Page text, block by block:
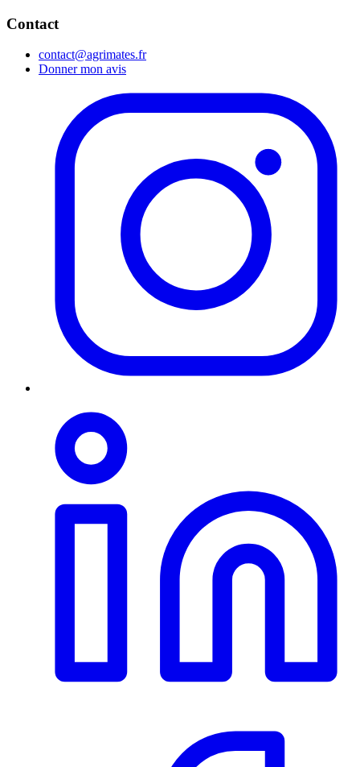
Contact
contact@agrimates.fr
Donner mon avis